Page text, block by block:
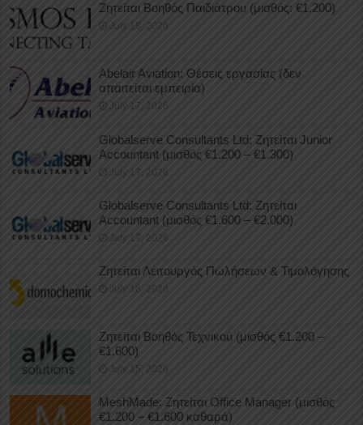
Ζητείται Βοηθός Παιδιάτρου (μισθός: €1.200)
July 18, 2026
Abelair Aviation: Θέσεις εργασίας (δεν
απαιτείται εμπειρία)
July 17, 2026
Globalserve Consultants Ltd: Ζητείται Junior
Accountant (μισθός €1.200 – €1.300)
July 17, 2026
Globalserve Consultants Ltd: Ζητείται
Accountant (μισθός €1.600 – €2.000)
July 17, 2026
Ζητείται Λειτουργός Πωλήσεων & Τιμολόγησης
July 16, 2026
Ζητείται Βοηθός Τεχνικού (μισθός €1.200 –
€1.600)
July 15, 2026
MeshMade: Ζητείται Office Manager (μισθός
€1.200 – €1.600 καθαρά)